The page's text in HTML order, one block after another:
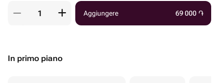
Aggiungere 69 000 ֏
In primo piano